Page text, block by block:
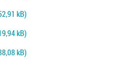
kB)
kB)
kB)